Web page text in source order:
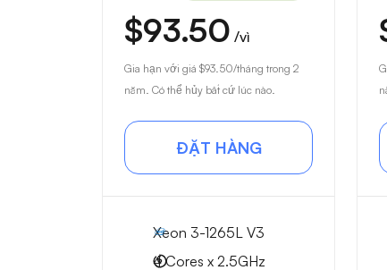
$93.50 /vì
Gia hạn với giá $93.50/tháng trong 2
năm. Có thể hủy bất cứ lúc nào.
ĐẶT HÀNG
Xeon 3-1265L V3
4 Cores x 2.5GHz